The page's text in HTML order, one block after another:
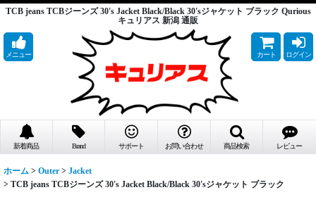
TCB jeans TCBジーンズ 30's Jacket Black/Black 30'sジャケット ブラック Qurious
キュリアス 新潟 通販
メニュー カート ログイン
新着商品 Brand サポート お問い合わせ 商品検索 レビュー
ホーム > Outer > Jacket
> TCB jeans TCBジーンズ 30's Jacket Black/Black 30'sジャケット ブラック